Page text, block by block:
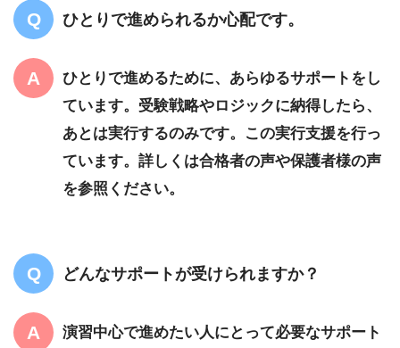
ひとりで進められるか心配です。
ひとりで進めるために、あらゆるサポートをし
ています。受験戦略やロジックに納得したら、
あとは実行するのみです。この実行支援を行っ
ています。詳しくは合格者の声や保護者様の声
を参照ください。
どんなサポートが受けられますか？
演習中心で進めたい人にとって必要なサポート